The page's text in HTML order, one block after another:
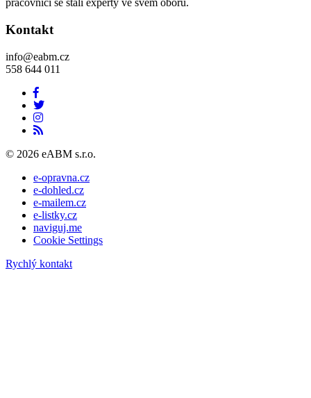
pracovníci se stali experty ve svém oboru.
Kontakt
info@eabm.cz
558 644 011
© 2026 eABM s.r.o.
e-opravna.cz
e-dohled.cz
e-mailem.cz
e-listky.cz
naviguj.me
Cookie Settings
Rychlý kontakt